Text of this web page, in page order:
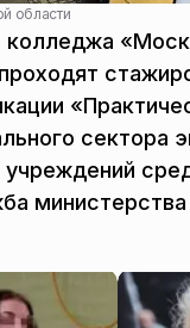
области
колледжа